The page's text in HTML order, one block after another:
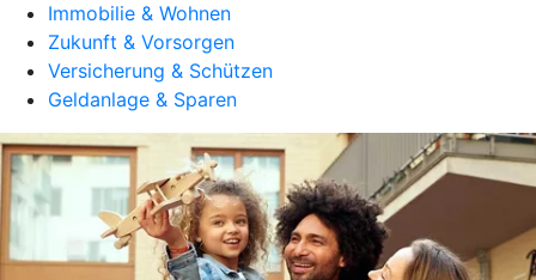
Immobilie & Wohnen
Zukunft & Vorsorgen
Versicherung & Schützen
Geldanlage & Sparen